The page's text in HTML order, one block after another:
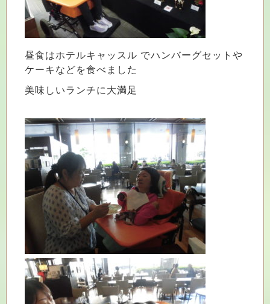
昼食はホテルキャッスル でハンバーグセットや
ケーキなどを食べました
美味しいランチに大満足